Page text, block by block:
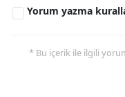
Yorum yazma
* Bu içerik ile ilgili